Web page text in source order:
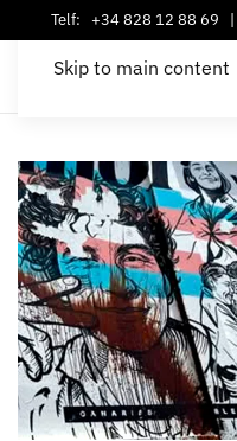
Telf: +34 828 12 88 69 |
Skip to main content